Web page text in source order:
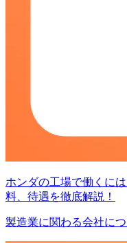
ホンダの工場で働くに
料、待遇を徹底解説！
製造業に関わる会社に